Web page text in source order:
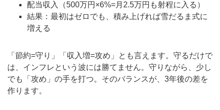
配当収入（500万円×6%=月2.5万円も射程に入る）
結果：最初はゼロでも、積み上げれば雪だるま式に
増える
「節約=守り」「収入増=攻め」とも言えます。守るだけで
は、インフレという波には勝てません。守りながら、少し
でも「攻め」の手を打つ。そのバランスが、3年後の差を
作ります。